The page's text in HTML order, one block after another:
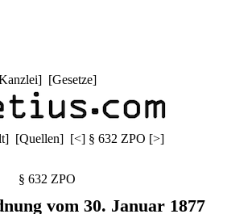
] [Gesetze]
] [Quellen] [<] § 632 ZPO [>]
§ 632 ZPO
vom 30. Januar 1877